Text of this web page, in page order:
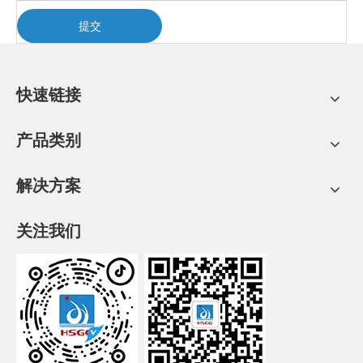
提交
快速链接
产品类别
解决方案
关注我们